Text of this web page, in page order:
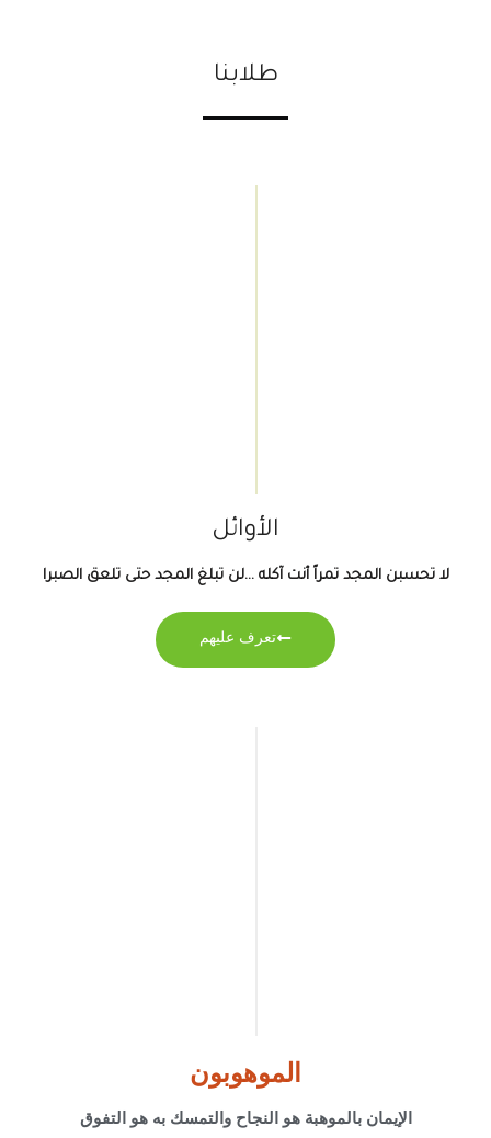
طلابنا
الأوائل
لا تحسبن المجد تمراً أنت آكله ...لن تبلغ المجد حتى تلعق الصبرا
تعرف عليهم
الموهوبون
الإيمان بالموهبة هو النجاح والتمسك به هو التفوق